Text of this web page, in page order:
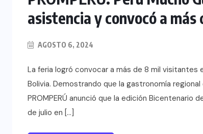
asistencia y convocó a más
AGOSTO 6, 2024
La feria logró convocar a más de 8 mil visitantes
Bolivia. Demostrando que la gastronomía
PROMPERÚ anunció que la edición Bicentenario
de julio en […]